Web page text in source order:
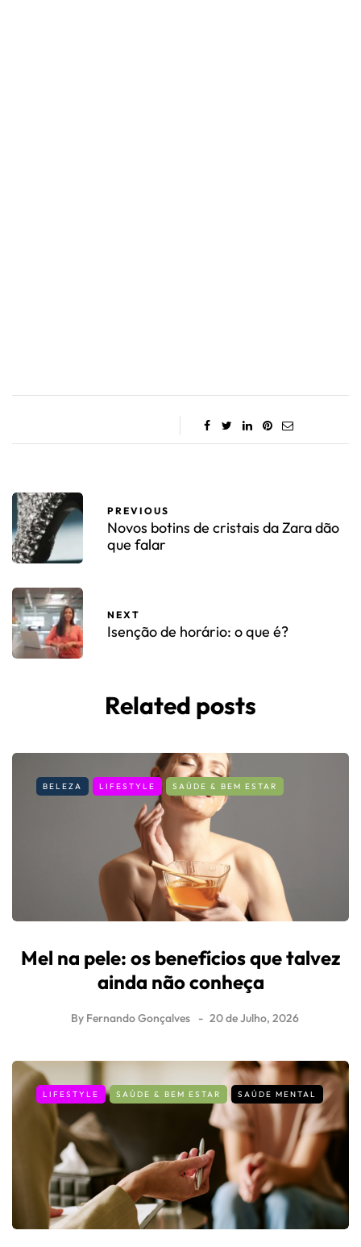
PREVIOUS
Novos botins de cristais da Zara dão
que falar
NEXT
Isenção de horário: o que é?
Related posts
BELEZA LIFESTYLE SAÚDE & BEM ESTAR
Mel na pele: os benefícios que talvez
ainda não conheça
By Fernando Gonçalves 20 de Julho, 2026
LIFESTYLE SAÚDE & BEM ESTAR SAÚDE MENTAL